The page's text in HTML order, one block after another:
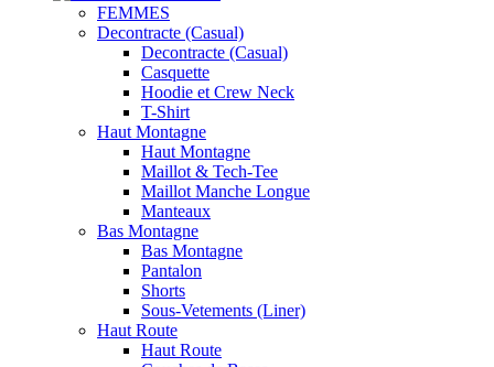
FEMMES
Decontracte (Casual)
Decontracte (Casual)
Casquette
Hoodie et Crew Neck
T-Shirt
Haut Montagne
Haut Montagne
Maillot & Tech-Tee
Maillot Manche Longue
Manteaux
Bas Montagne
Bas Montagne
Pantalon
Shorts
Sous-Vetements (Liner)
Haut Route
Haut Route